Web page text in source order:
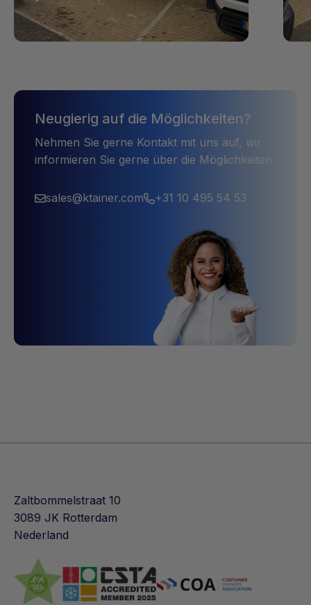
Neugierig auf die Möglichkeiten?
Nehmen Sie gerne Kontakt mit uns auf, wir
informieren Sie gerne über die Möglichkeiten.
sales@ktainer.com +31 10 495 54 53
Zaltbommelstraat 10
3089 JK Rotterdam
Nederland